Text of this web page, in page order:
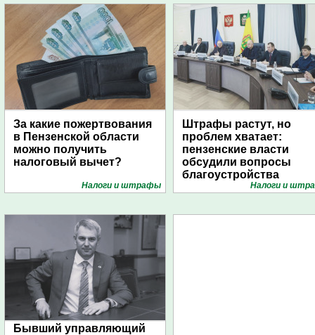
За какие пожертвования
в Пензенской области
можно получить
налоговый вычет?
Налоги и штрафы
Штрафы растут, но
проблем хватает:
пензенские власти
обсудили вопросы
благоустройства
Налоги и
Бывший управляющий